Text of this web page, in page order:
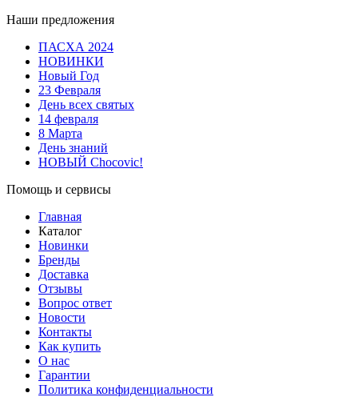
Наши предложения
ПАСХА 2024
НОВИНКИ
Новый Год
23 Февраля
День всех святых
14 февраля
8 Марта
День знаний
НОВЫЙ Chocovic!
Помощь и сервисы
Главная
Каталог
Новинки
Бренды
Доставка
Отзывы
Вопрос ответ
Новости
Контакты
Как купить
О нас
Гарантии
Политика конфиденциальности